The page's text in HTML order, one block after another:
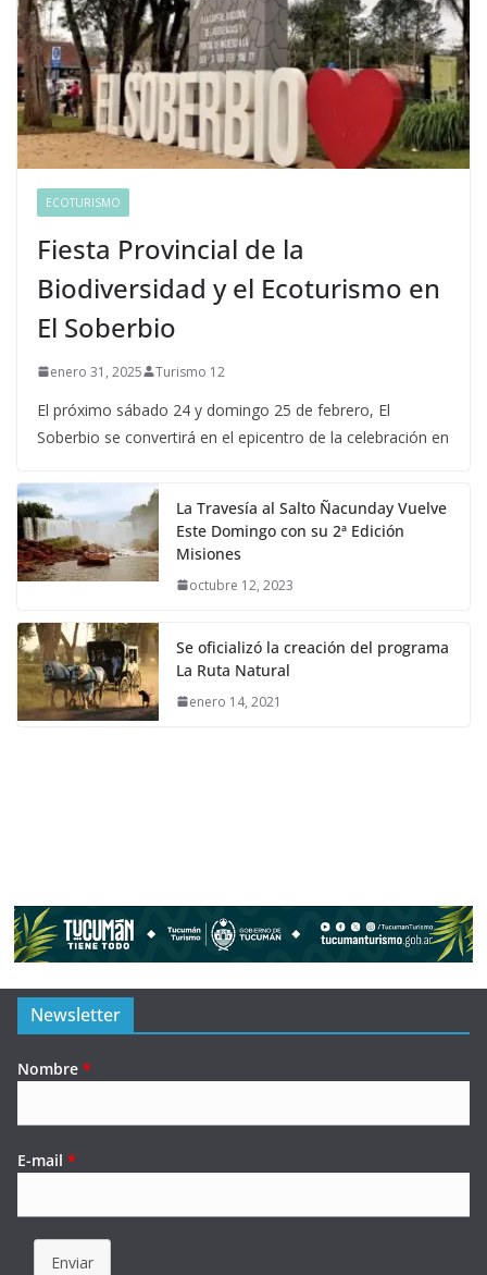
ECOTURISMO
Fiesta Provincial de la
Biodiversidad y el Ecoturismo en
El Soberbio
enero 31, 2025 Turismo 12
El próximo sábado 24 y domingo 25 de febrero, El
Soberbio se convertirá en el epicentro de la celebración en
La Travesía al Salto Ñacunday Vuelve
Este Domingo con su 2ª Edición
Misiones
octubre 12, 2023
Se oficializó la creación del programa
La Ruta Natural
enero 14, 2021
Newsletter
Nombre *
E-mail *
Enviar